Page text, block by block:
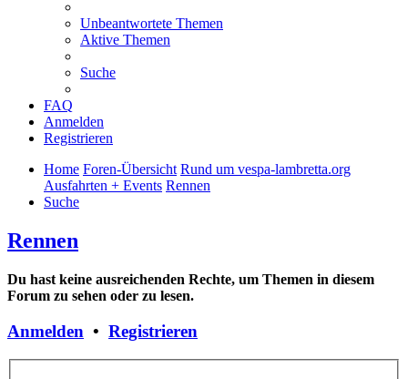
Unbeantwortete Themen
Aktive Themen
Suche
FAQ
Anmelden
Registrieren
Home Foren-Übersicht Rund um vespa-lambretta.org
Ausfahrten + Events Rennen
Suche
Rennen
Du hast keine ausreichenden Rechte, um Themen in diesem
Forum zu sehen oder zu lesen.
Anmelden • Registrieren